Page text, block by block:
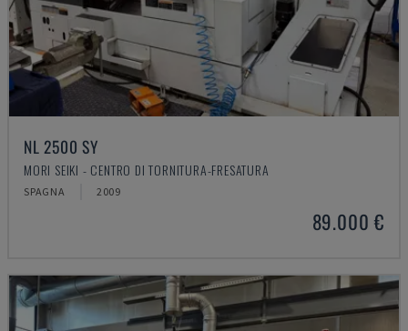
NL 2500 SY
MORI SEIKI - CENTRO DI TORNITURA-FRESATURA
SPAGNA 2009
89.000 €